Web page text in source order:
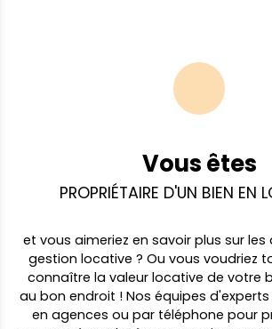
Vous êtes
PROPRIÉTAIRE D'UN BIEN EN
et vous aimeriez en savoir plus sur
gestion locative ? Ou vous voudriez
connaître la valeur locative de votre
au bon endroit ! Nos équipes
en agences ou par téléphone pour